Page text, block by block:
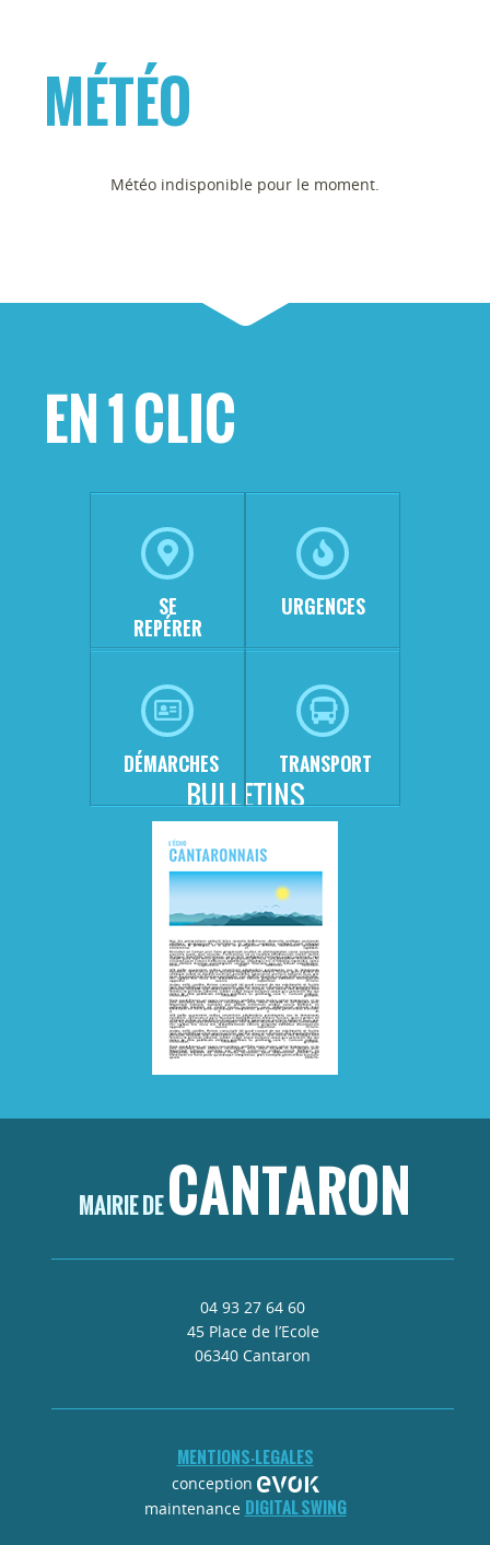
MÉTÉO
Météo indisponible pour le moment.
BULLETINS
EN 1 CLIC
SE
REPÉRER
URGENCES
DÉMARCHES TRANSPORT
MAIRIE DECANTARON
04 93 27 64 60
45 Place de l’Ecole
06340 Cantaron
MENTIONS-LEGALES
conception
maintenance DIGITAL SWING